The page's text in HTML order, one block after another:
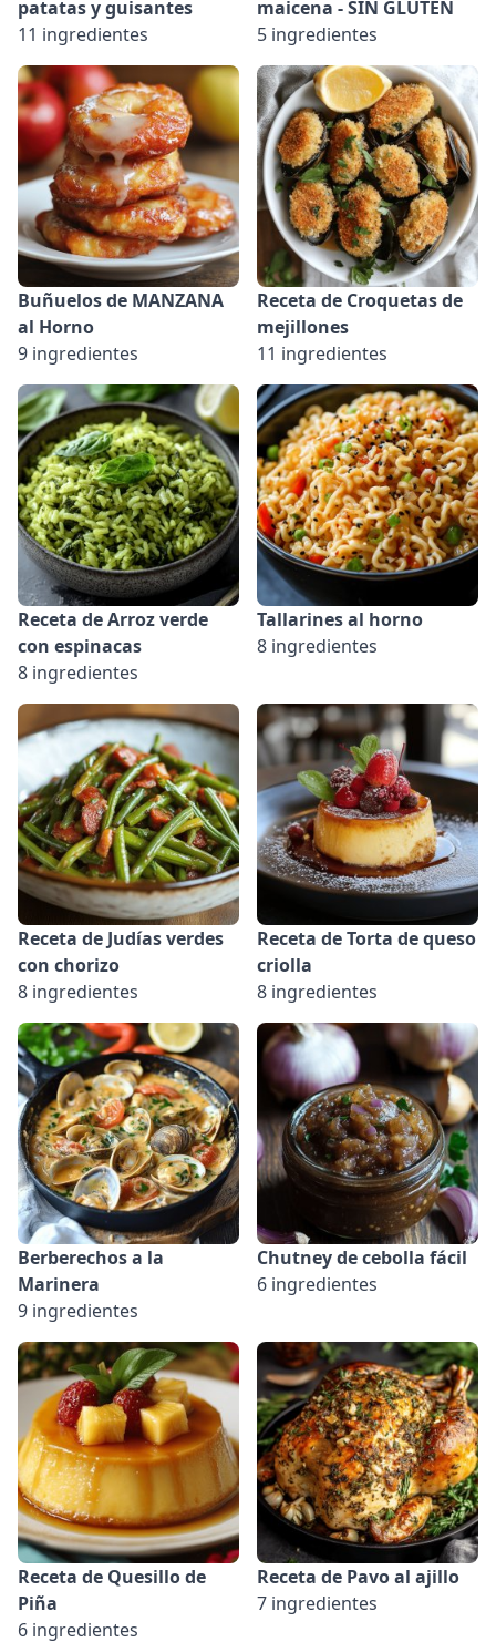
patatas y guisantes
11 ingredientes
maicena - SIN GLUTEN
5 ingredientes
Buñuelos de MANZANA
al Horno
9 ingredientes
Receta de Croquetas de
mejillones
11 ingredientes
Receta de Arroz verde
con espinacas
8 ingredientes
Tallarines al horno
8 ingredientes
Receta de Judías verdes
con chorizo
8 ingredientes
Receta de Torta de queso
criolla
8 ingredientes
Berberechos a la
Marinera
9 ingredientes
Chutney de cebolla fácil
6 ingredientes
Receta de Quesillo de
Piña
6 ingredientes
Receta de Pavo al ajillo
7 ingredientes